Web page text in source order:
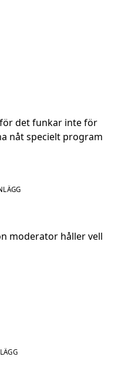
det funkar inte för
nåt specielt program
moderator håller vell